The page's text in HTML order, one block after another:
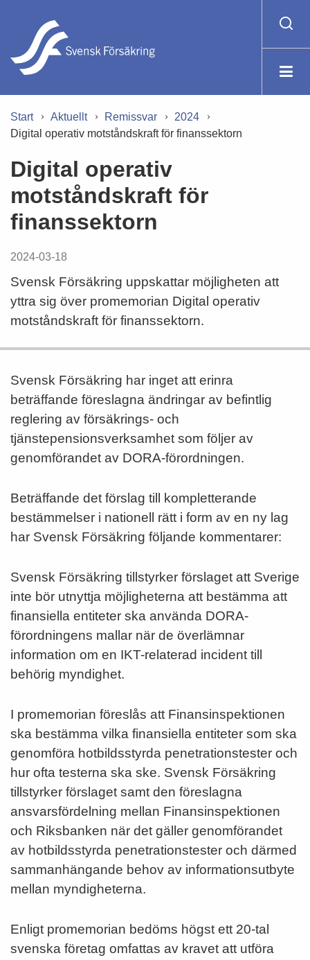
Start Aktuellt Remissvar
2024
Digital operativ motståndskraft för finanssektorn
Digital operativ
motståndskraft för
finanssektorn
2024-03-18
Svensk Försäkring uppskattar möjligheten att
yttra sig över promemorian Digital operativ
motståndskraft för finanssektorn.
Svensk Försäkring har inget att erinra
beträffande föreslagna ändringar av befintlig
reglering av försäkrings- och
tjänstepensionsverksamhet som följer av
genomförandet av DORA-förordningen.
Beträffande det förslag till kompletterande
bestämmelser i nationell rätt i form av en ny lag
har Svensk Försäkring följande kommentarer:
Svensk Försäkring tillstyrker förslaget att Sverige
inte bör utnyttja möjligheterna att bestämma att
finansiella entiteter ska använda DORA-
förordningens mallar när de överlämnar
information om en IKT-relaterad incident till
behörig myndighet.
I promemorian föreslås att Finansinspektionen
ska bestämma vilka finansiella entiteter som ska
genomföra hotbildsstyrda penetrationstester och
hur ofta testerna ska ske. Svensk Försäkring
tillstyrker förslaget samt den föreslagna
ansvarsfördelning mellan Finansinspektionen
och Riksbanken när det gäller genomförandet
av hotbildsstyrda penetrationstester och därmed
sammanhängande behov av informationsutbyte
mellan myndigheterna.
Enligt promemorian bedöms högst ett 20-tal
svenska företag omfattas av kravet att utföra